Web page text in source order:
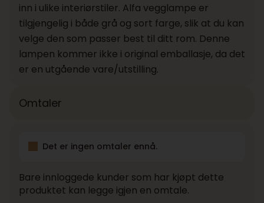
inn i ulike interiørstiler. Alfa vegglampe er
tilgjengelig i både grå og sort farge, slik at du kan
velge den som passer best til ditt rom. Denne
lampen kommer ikke i original emballasje, da det
er en utgående vare/utstilling.
Omtaler
Det er ingen omtaler ennå.
Bare innloggede kunder som har kjøpt dette
produktet kan legge igjen en omtale.